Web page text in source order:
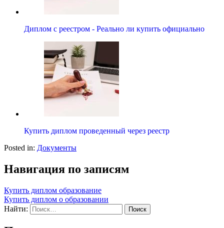
Диплом с реестром - Реально ли купить официально
Купить диплом проведенный через реестр
Posted in: Документы
Навигация по записям
Купить диплом образование
Купить диплом о образовании
Найти: